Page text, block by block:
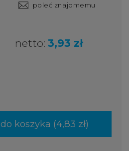
poleć znajomemu
netto: 3,93 zł
do koszyka (4,83 zł)